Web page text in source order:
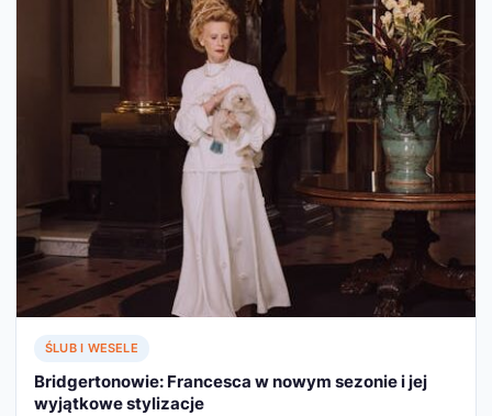
ŚLUB I WESELE
Bridgertonowie: Francesca w nowym sezonie i jej
wyjątkowe stylizacje